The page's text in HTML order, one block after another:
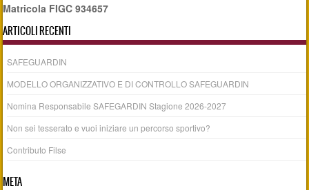
Matricola FIGC 934657
ARTICOLI RECENTI
SAFEGUARDIN
MODELLO ORGANIZZATIVO E DI CONTROLLO SAFEGUARDIN
Nomina Responsabile SAFEGARDIN Stagione 2026-2027
Non sei tesserato e vuoi iniziare un percorso sportivo?
Contributo Filse
META